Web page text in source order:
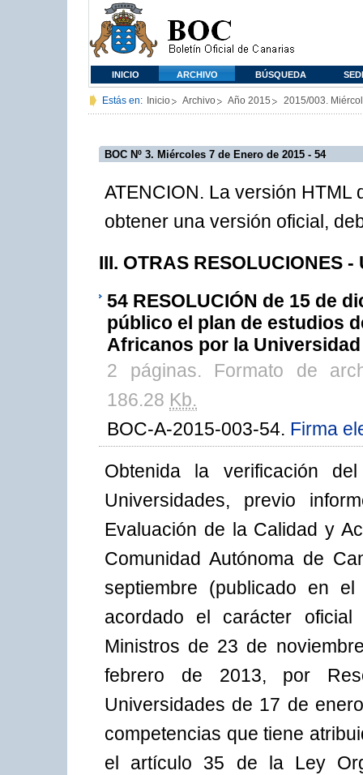
INICIO ARCHIVO BÚSQUEDA
Estás en: Inicio Archivo Año 2015 2015/003.
BOC Nº 3. Miércoles 7 de Enero de 2015 - 54
ATENCION. La versión HTML
obtener una versión oficial,
III. OTRAS RESOLUCIONES
54 RESOLUCIÓN de 15 de
público el plan de estudios
Africanos por la
2 páginas. Formato de
186.28 Kb.
BOC-A-2015-003-54. Firma
Obtenida la verificación
Universidades, previo
Evaluación de la Calidad y
Comunidad Autónoma de
septiembre (publicado en
acordado el carácter
Ministros de 23 de
febrero de 2013, por
Universidades de 17 de
competencias que tiene
el artículo 35 de la Ley